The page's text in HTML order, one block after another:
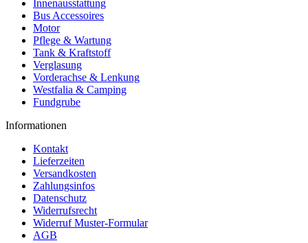
Innenausstattung
Bus Accessoires
Motor
Pflege & Wartung
Tank & Kraftstoff
Verglasung
Vorderachse & Lenkung
Westfalia & Camping
Fundgrube
Informationen
Kontakt
Lieferzeiten
Versandkosten
Zahlungsinfos
Datenschutz
Widerrufsrecht
Widerruf Muster-Formular
AGB